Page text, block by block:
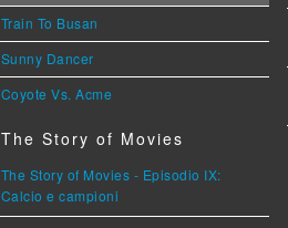
Train To Busan
Sunny Dancer
Coyote Vs. Acme
The Story of Movies
The Story of Movies - Episodio IX:
Calcio e campioni